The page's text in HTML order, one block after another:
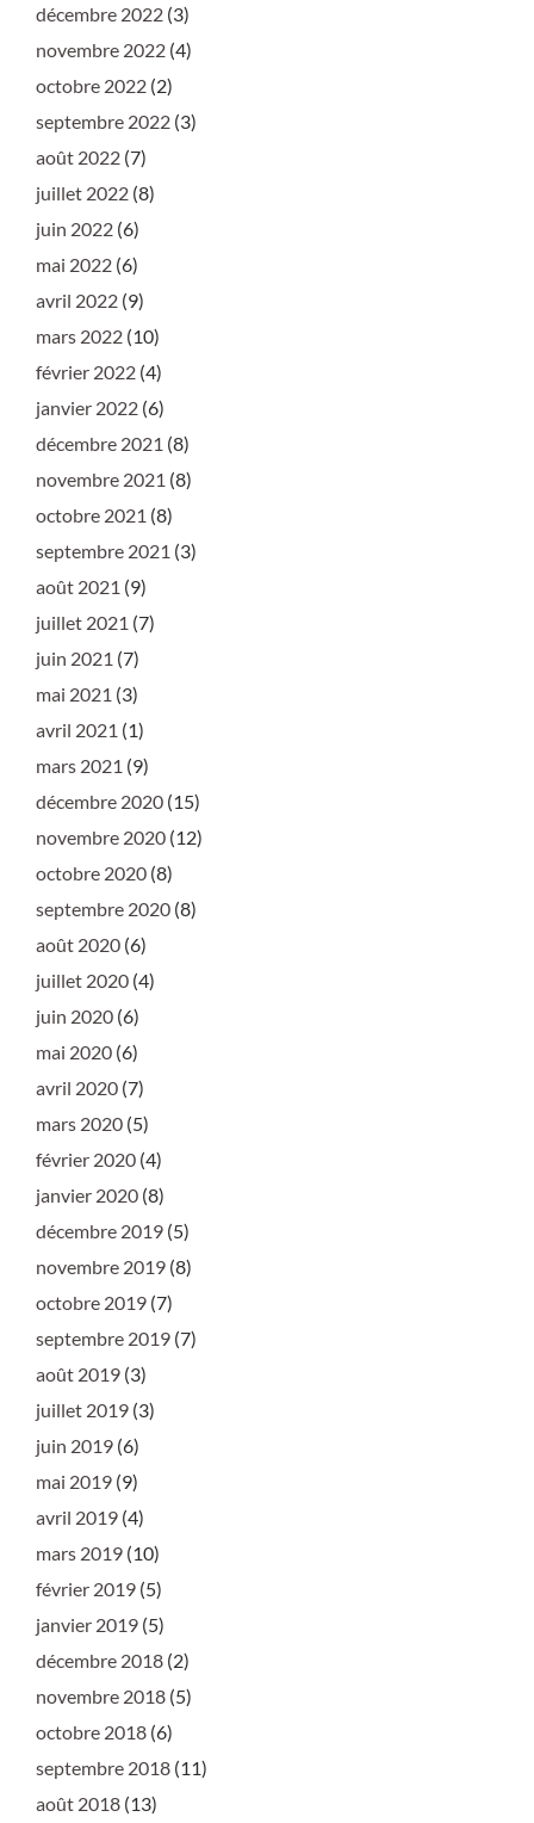
décembre 2022 (3)
novembre 2022 (4)
octobre 2022 (2)
septembre 2022 (3)
août 2022 (7)
juillet 2022 (8)
juin 2022 (6)
mai 2022 (6)
avril 2022 (9)
mars 2022 (10)
février 2022 (4)
janvier 2022 (6)
décembre 2021 (8)
novembre 2021 (8)
octobre 2021 (8)
septembre 2021 (3)
août 2021 (9)
juillet 2021 (7)
juin 2021 (7)
mai 2021 (3)
avril 2021 (1)
mars 2021 (9)
décembre 2020 (15)
novembre 2020 (12)
octobre 2020 (8)
septembre 2020 (8)
août 2020 (6)
juillet 2020 (4)
juin 2020 (6)
mai 2020 (6)
avril 2020 (7)
mars 2020 (5)
février 2020 (4)
janvier 2020 (8)
décembre 2019 (5)
novembre 2019 (8)
octobre 2019 (7)
septembre 2019 (7)
août 2019 (3)
juillet 2019 (3)
juin 2019 (6)
mai 2019 (9)
avril 2019 (4)
mars 2019 (10)
février 2019 (5)
janvier 2019 (5)
décembre 2018 (2)
novembre 2018 (5)
octobre 2018 (6)
septembre 2018 (11)
août 2018 (13)